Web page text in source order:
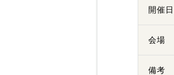
開催日
会場
備考